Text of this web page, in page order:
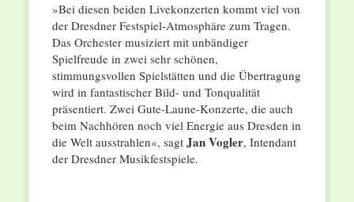
»Bei diesen beiden Livekonzerten kommt viel von
der Dresdner Festspiel-Atmosphäre zum Tragen.
Das Orchester musiziert mit unbändiger
Spielfreude in zwei sehr schönen,
stimmungsvollen Spielstätten und die Übertragung
wird in fantastischer Bild- und Tonqualität
präsentiert. Zwei Gute-Laune-Konzerte, die auch
beim Nachhören noch viel Energie aus Dresden in
die Welt ausstrahlen«, sagt JanVogler, Intendant
der Dresdner Musikfestspiele.